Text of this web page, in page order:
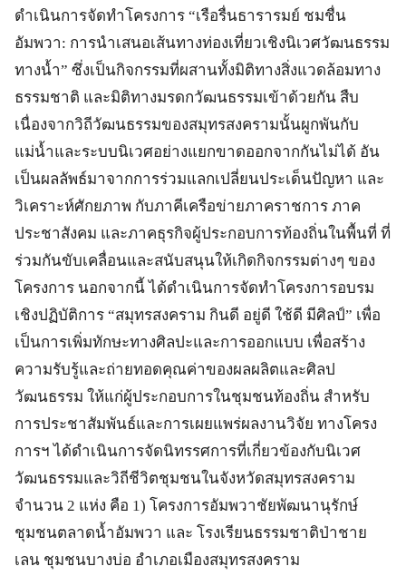
ดำเนินการจัดทำโครงการ “เรือรื่นธารารมย์ ชมชื่น
อัมพวา: การนำเสนอเส้นทางท่องเที่ยวเชิงนิเวศวัฒนธรรม
ทางน้ำ” ซึ่งเป็นกิจกรรมที่ผสานทั้งมิติทางสิ่งแวดล้อมทาง
ธรรมชาติ และมิติทางมรดกวัฒนธรรมเข้าด้วยกัน สืบ
เนื่องจากวิถีวัฒนธรรมของสมุทรสงครามนั้นผูกพันกับ
แม่น้ำและระบบนิเวศอย่างแยกขาดออกจากกันไม่ได้ อัน
เป็นผลลัพธ์มาจากการร่วมแลกเปลี่ยนประเด็นปัญหา และ
วิเคราะห์ศักยภาพ กับภาคีเครือข่ายภาคราชการ ภาค
ประชาสังคม และภาคธุรกิจผู้ประกอบการท้องถิ่นในพื้นที่ ที่
ร่วมกันขับเคลื่อนและสนับสนุนให้เกิดกิจกรรมต่างๆ ของ
โครงการ นอกจากนี้ ได้ดำเนินการจัดทำโครงการอบรม
เชิงปฏิบัติการ “สมุทรสงคราม กินดี อยู่ดี ใช้ดี มีศิลป์” เพื่อ
เป็นการเพิ่มทักษะทางศิลปะและการออกแบบ เพื่อสร้าง
ความรับรู้และถ่ายทอดคุณค่าของผลผลิตและศิลป
วัฒนธรรม ให้แก่ผู้ประกอบการในชุมชนท้องถิ่น สำหรับ
การประชาสัมพันธ์และการเผยแพร่ผลงานวิจัย ทางโครง
การฯ ได้ดำเนินการจัดนิทรรศการที่เกี่ยวข้องกับนิเวศ
วัฒนธรรมและวิถีชีวิตชุมชนในจังหวัดสมุทรสงคราม
จำนวน 2 แห่ง คือ 1) โครงการอัมพวาชัยพัฒนานุรักษ์
ชุมชนตลาดน้ำอัมพวา และ โรงเรียนธรรมชาติป่าชาย
เลน ชุมชนบางบ่อ อำเภอเมืองสมุทรสงคราม